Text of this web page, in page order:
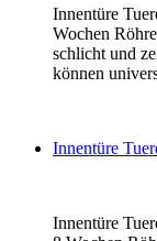
Innentüre
Wochen
schlicht und
können
Innentüre
Innentüre